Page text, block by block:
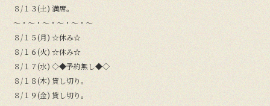
８/１３(土) 満席。
〜・〜・〜・〜・〜・〜
８/１５(月) ☆休み☆
８/１６(火) ☆休み☆
８/１７(水) ◇◆予約無し◆◇
８/１８(木) 貸し切り。
８/１９(金) 貸し切り。